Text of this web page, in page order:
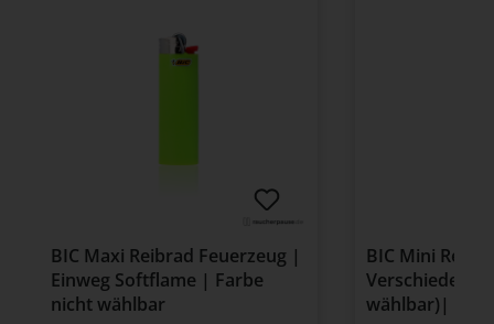
BIC Maxi Reibrad Feuerzeug |
Einweg Softflame | Farbe
nicht wählbar
BIC Mini
Verschiedene
wählbar)|